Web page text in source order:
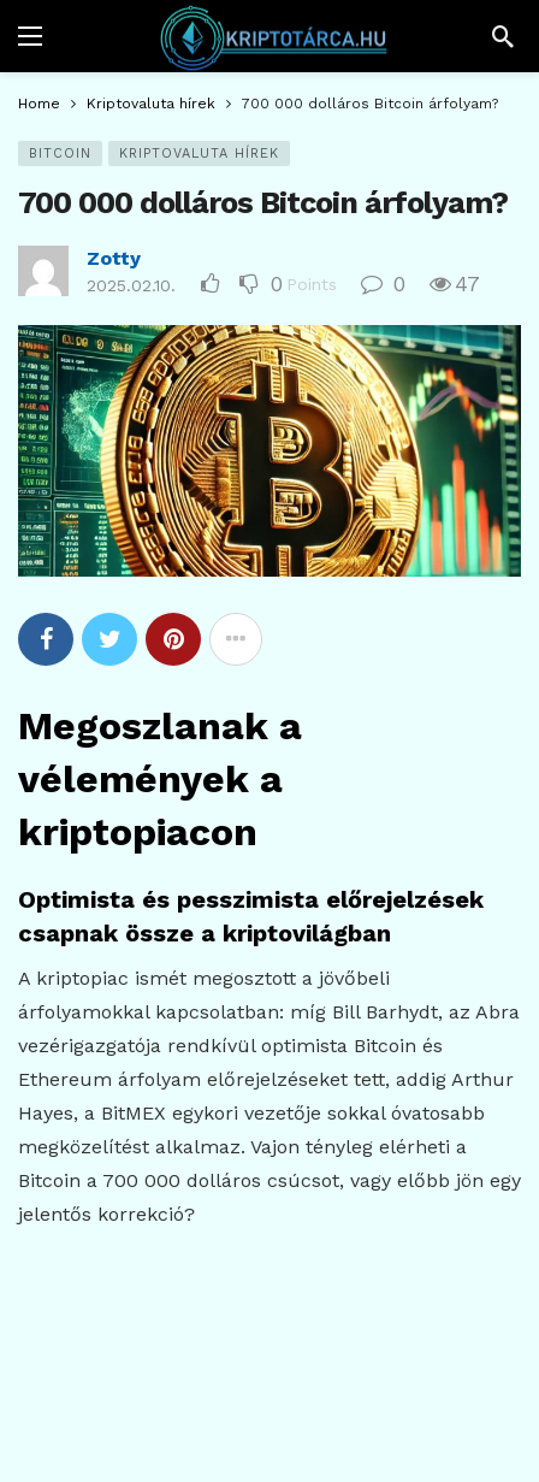
Home Kriptovaluta hírek 700 000 dolláros Bitcoin árfolyam?
BITCOIN KRIPTOVALUTA HÍREK
700 000 dolláros Bitcoin árfolyam?
Zotty
2025.02.10. 0 Points 0 47
Megoszlanak a
vélemények a
kriptopiacon
Optimista és pesszimista előrejelzések
csapnak össze a kriptovilágban
A kriptopiac ismét megosztott a jövőbeli
árfolyamokkal kapcsolatban: míg Bill Barhydt, az Abra
vezérigazgatója rendkívül optimista Bitcoin és
Ethereum árfolyam előrejelzéseket tett, addig Arthur
Hayes, a BitMEX egykori vezetője sokkal óvatosabb
megközelítést alkalmaz. Vajon tényleg elérheti a
Bitcoin a 700 000 dolláros csúcsot, vagy előbb jön egy
jelentős korrekció?